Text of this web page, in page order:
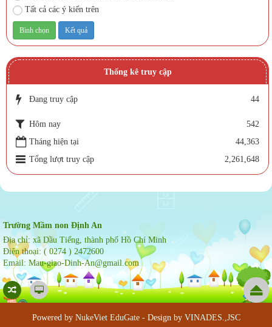
Tất cả các ý kiến trên
Thống kê truy cập
Đang truy cập 44
Hôm nay
542
Tháng hiện tại
44,363
Tổng lượt truy cập
2,261,648
Trường Mầm non Định An
Địa chỉ: xã Dầu Tiếng, thành phố Hồ Chí Minh
Điện thoại: ( 0274 ) 2472600
Email: Mau-giao-Dinh-An@gmail.com
Powered by NukeViet EduGate- Design by VINADES.,JSC